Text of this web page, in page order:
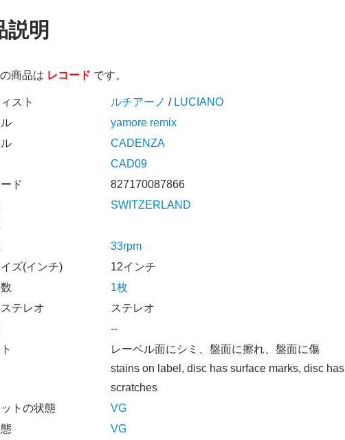
説明
商品は レコード です。
スト ルチアーノ / LUCIANO
yamore remix
CADENZA
CAD09
ド
827170087866
SWITZERLAND
33rpm
ズ(インチ)
12インチ
1枚
テレオ
ステレオ
--
レーベル面にシミ、盤面に擦れ、盤面に傷
stains on label, disc has surface marks, disc has
scratches
トの状態
VG
VG